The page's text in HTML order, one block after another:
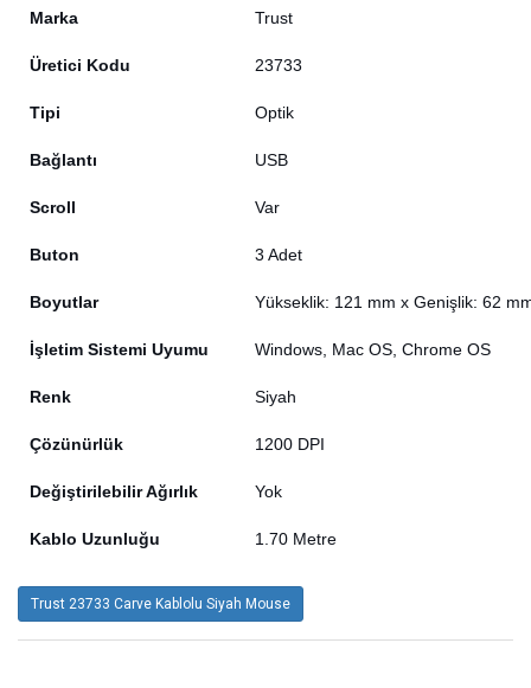
Marka Trust
Üretici Kodu 23733
Tipi Optik
Bağlantı USB
Scroll Var
Buton 3 Adet
Boyutlar Yükseklik: 121 mm x Genişlik: 62
İşletim Sistemi Uyumu Windows, Mac OS, Chrome OS
Renk Siyah
Çözünürlük 1200 DPI
Değiştirilebilir Ağırlık Yok
Kablo Uzunluğu 1.70 Metre
Trust 23733 Carve Kablolu Siyah Mouse